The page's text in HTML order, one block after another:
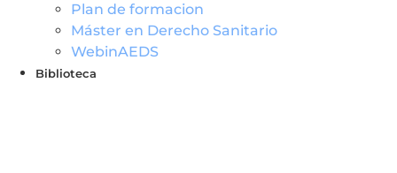
Plan de formacion
Máster en Derecho Sanitario
WebinAEDS
Biblioteca